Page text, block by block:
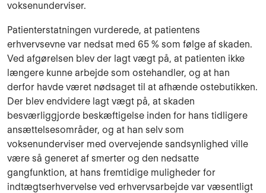
voksenunderviser.
Patienterstatningen vurderede, at patientens
erhvervsevne var nedsat med 65 % som følge af skaden.
Ved afgørelsen blev der lagt vægt på, at patienten ikke
længere kunne arbejde som ostehandler, og at han
derfor havde været nødsaget til at afhænde ostebutikken.
Der blev endvidere lagt vægt på, at skaden
besværliggjorde beskæftigelse inden for hans tidligere
ansættelsesområder, og at han selv som
voksenunderviser med overvejende sandsynlighed ville
være så generet af smerter og den nedsatte
gangfunktion, at hans fremtidige muligheder for
indtægtserhvervelse ved erhvervsarbejde var væsentligt